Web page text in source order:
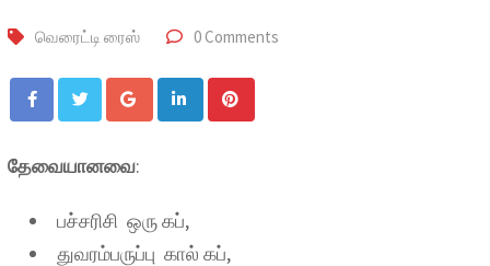
வெரைட்டி ரைஸ் 0 Comments
தேவையானவை:
பச்சரிசி ஒரு கப்,
துவரம்பருப்பு கால் கப்,